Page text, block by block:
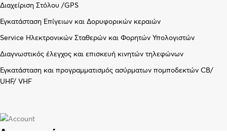
Διαχείριση Στόλου /GPS
Εγκατάσταση Επίγειων και Δορυφορικών κεραιών
Service Ηλεκτρονικών Σταθερών και Φορητών Υπολογιστών
Διαγνωστικός έλεγχος και επισκευή κινητών τηλεφώνων
Εγκατάσταση και προγραμματισμός ασύρματων πομποδεκτών CB/
UHF/ VHF
Λογαριασμός